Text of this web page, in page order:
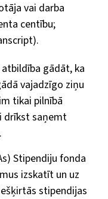
vai darba
centību;
gādāt, ka
vajadzīgo ziņu
tikai pilnībā
drīkst saņemt
Stipendiju fonda
izskatīt un uz
stipendijas